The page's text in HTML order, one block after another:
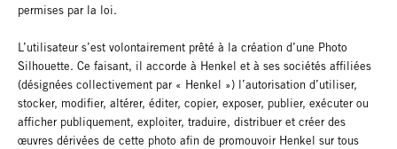
permises par la loi.
L’utilisateur s’est volontairement prêté à la création d’une Photo
Silhouette. Ce faisant, il accorde à Henkel et à ses sociétés affiliées
(désignées collectivement par « Henkel ») l’autorisation d’utiliser,
stocker, modifier, altérer, éditer, copier, exposer, publier, exécuter ou
afficher publiquement, exploiter, traduire, distribuer et créer des
œuvres dérivées de cette photo afin de promouvoir Henkel sur tous